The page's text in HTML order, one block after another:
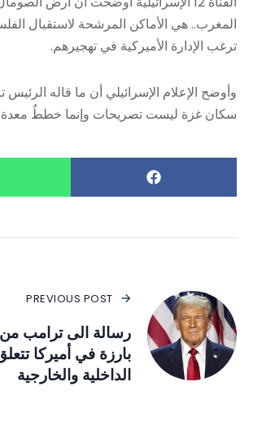
المغرب.. هي الأماكن المرشحة لاستقبال
ترغب الإدارة الأميركية في تهجيرهم.
وأوضح الإعلام الإسرائيلي أن ما قاله
سكان غزة ليست تصريحات وإنما خططٌ معدة
PREVIOUS POST
بارزة في أميركا
الداخلية والخارجية